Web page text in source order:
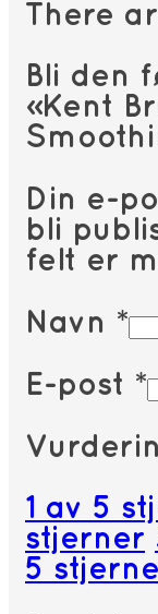
There
Bli den
«Kent
Din e-
bli
felt er
Navn *
E-post *
1 av 5
stjerner
5